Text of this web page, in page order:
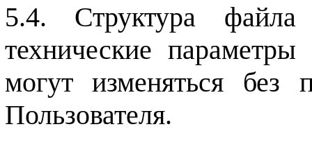
Структура
технические
могут изменяться без
Пользователя.